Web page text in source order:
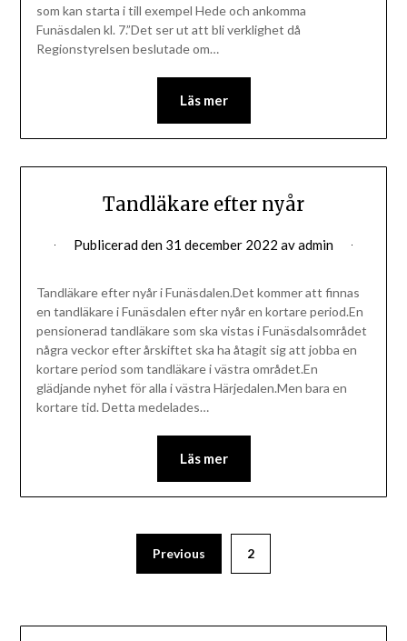
som kan starta i till exempel Hede och ankomma
Funäsdalen kl. 7.”Det ser ut att bli verklighet då
Regionstyrelsen beslutade om…
Läs mer
Tandläkare efter nyår
Publicerad den 31 december 2022 avadmin
Tandläkare efter nyår i Funäsdalen.Det kommer att finnas
en tandläkare i Funäsdalen efter nyår en kortare period.En
pensionerad tandläkare som ska vistas i Funäsdalsområdet
några veckor efter årskiftet ska ha åtagit sig att jobba en
kortare period som tandläkare i västra området.En
glädjande nyhet för alla i västra Härjedalen.Men bara en
kortare tid. Detta medelades…
Läs mer
Previous 2